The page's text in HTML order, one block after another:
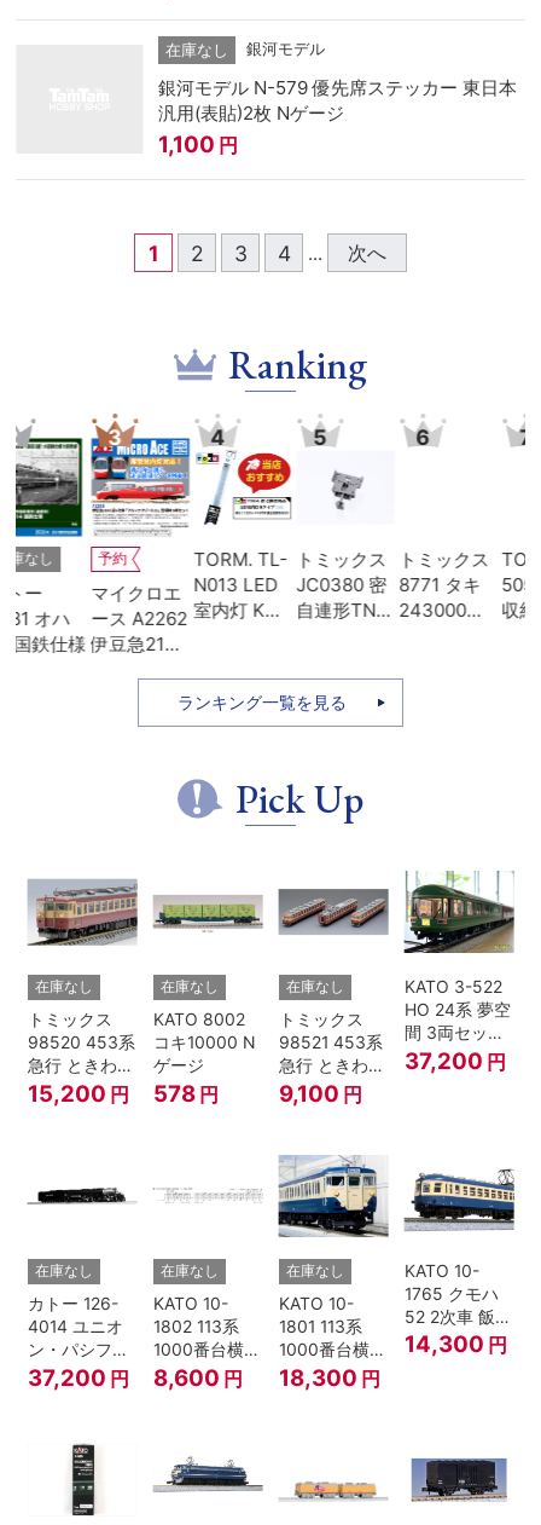
在庫なし 銀河モデル
銀河モデル N-579 優先席ステッカー 東日本
汎用(表貼)2枚 Nゲージ
1,100 円
1 2 3 4 ... 次へ
Ranking
3
予約
マイクロエ
ース A2262
伊豆急2100
4
TORM. TL-
N013 LED
室内灯 Kタ
イプ・白色
1本 鉄道模
型
トミックス
JC0380 密
自連形TNカ
7000)
トミックス
8771 タキ
243000形
TORM. TU-
505A 車両
収納PEフォ
ランキング一覧を見る
Pick Up
在庫なし
トミックス
98520 453系
急行 ときわ
基本4両セッ
ト Nゲージ
15,200 円
在庫なし
KATO 8002
コキ10000 N
ゲージ
578 円
在庫なし
トミックス
98521 453系
急行 ときわ
増結3両セッ
ト Nゲージ
9,100 円
KATO 3-522
HO 24系 夢空
間 3両セット
HOゲージ
37,200 円
在庫なし
カトー 126-
4014 ユニオ
ン・パシフィ
ック鉄道 ビッ
グボーイ＃
37,200 円
在庫なし
KATO 10-
1802 113系
1000番台横須
賀・総武快速
線 増結4両セ
8,600 円
在庫なし
KATO 10-
1801 113系
1000番台横須
賀・総武快速
線 基本7両セ
18,300 円
KATO 10-
1765 クモハ
52 2次車 飯田
線 4両セット
Nゲージ
14,300 円